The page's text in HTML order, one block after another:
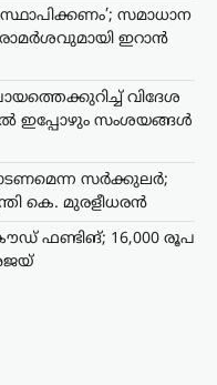
സമാധാന
ഇറാൻ
വിദേശ
ഇപ്പോഴും സംശയങ്ങൾ
സർക്കുലർ;
കെ. മുരളീധരൻ
ഫണ്ടിങ്; 16,000 രൂപ